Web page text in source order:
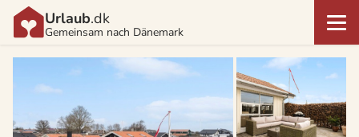
Urlaub.dk
Gemeinsam nach Dänemark